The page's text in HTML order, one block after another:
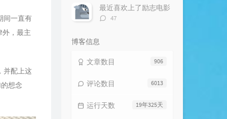
间一直有
外，最主
并配上这
想念
数：
最近喜欢上了励志电影
评
47
博客信息
906
文章数目
6013
评论数目
19年325天
运行天数